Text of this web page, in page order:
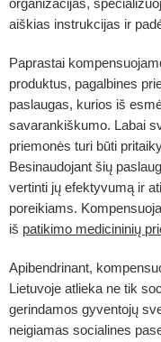
organizacijas,
aiškias instrukcijas ir
Paprastai
produktus, pagalbines
paslaugas, kurios iš
savarankiškumo. Labai
priemonės turi būti
Besinaudojant šių
vertinti jų efektyvumą ir
poreikiams.
iš patikimo medicininių
Apibendrinant,
Lietuvoje atlieka ne tik
gerindamos gyventojų
neigiamas socialines